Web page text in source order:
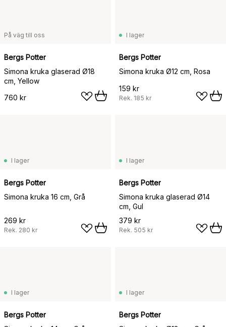
På väg till oss
Bergs Potter
Simona kruka glaserad Ø18
cm, Yellow
760 kr
I lager
Bergs Potter
Simona kruka Ø12 cm, Rosa
159 kr
Rek. 185 kr
I lager
Bergs Potter
Simona kruka 16 cm, Grå
269 kr
Rek. 280 kr
I lager
Bergs Potter
Simona kruka glaserad Ø14
cm, Gul
379 kr
Rek. 505 kr
I lager
Bergs Potter
I lager
Bergs Potter